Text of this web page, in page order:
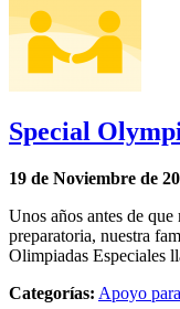
Special
19 de Noviembre de
Unos años antes de
preparatoria, nuestra
Olimpiadas Especiales
Categorías: Apoyo